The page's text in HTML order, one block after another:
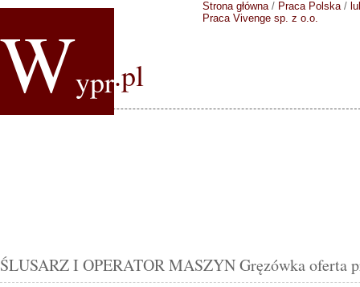
Wypr.pl
Strona główna/ Praca Polska/
Praca Vivenge sp. z o.o.
ŚLUSARZ I OPERATOR MASZYN Gręzówka oferta